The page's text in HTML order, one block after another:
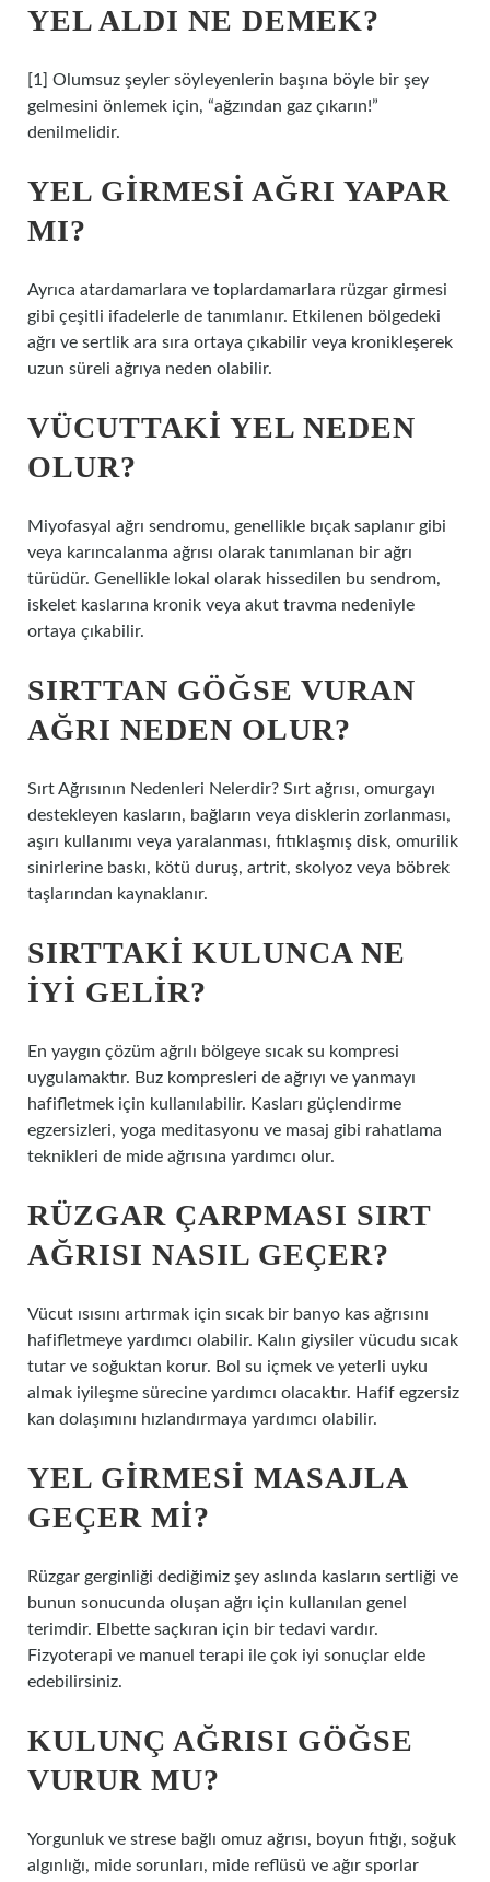
YEL ALDI NE DEMEK?
[1] Olumsuz şeyler söyleyenlerin başına böyle bir şey
gelmesini önlemek için, “ağzından gaz çıkarın!”
denilmelidir.
YEL GIRMESI AĞRI YAPAR
MI?
Ayrıca atardamarlara ve toplardamarlara rüzgar girmesi
gibi çeşitli ifadelerle de tanımlanır. Etkilenen bölgedeki
ağrı ve sertlik ara sıra ortaya çıkabilir veya kronikleşerek
uzun süreli ağrıya neden olabilir.
VÜCUTTAKI YEL NEDEN
OLUR?
Miyofasyal ağrı sendromu, genellikle bıçak saplanır gibi
veya karıncalanma ağrısı olarak tanımlanan bir ağrı
türüdür. Genellikle lokal olarak hissedilen bu sendrom,
iskelet kaslarına kronik veya akut travma nedeniyle
ortaya çıkabilir.
SIRTTAN GÖĞSE VURAN
AĞRI NEDEN OLUR?
Sırt Ağrısının Nedenleri Nelerdir? Sırt ağrısı, omurgayı
destekleyen kasların, bağların veya disklerin zorlanması,
aşırı kullanımı veya yaralanması, fıtıklaşmış disk, omurilik
sinirlerine baskı, kötü duruş, artrit, skolyoz veya böbrek
taşlarından kaynaklanır.
SIRTTAKI KULUNCA NE
IYI GELIR?
En yaygın çözüm ağrılı bölgeye sıcak su kompresi
uygulamaktır. Buz kompresleri de ağrıyı ve yanmayı
hafifletmek için kullanılabilir. Kasları güçlendirme
egzersizleri, yoga meditasyonu ve masaj gibi rahatlama
teknikleri de mide ağrısına yardımcı olur.
RÜZGAR ÇARPMASI SIRT
AĞRISI NASIL GEÇER?
Vücut ısısını artırmak için sıcak bir banyo kas ağrısını
hafifletmeye yardımcı olabilir. Kalın giysiler vücudu sıcak
tutar ve soğuktan korur. Bol su içmek ve yeterli uyku
almak iyileşme sürecine yardımcı olacaktır. Hafif egzersiz
kan dolaşımını hızlandırmaya yardımcı olabilir.
YEL GIRMESI MASAJLA
GEÇER MI?
Rüzgar gerginliği dediğimiz şey aslında kasların sertliği ve
bunun sonucunda oluşan ağrı için kullanılan genel
terimdir. Elbette saçkıran için bir tedavi vardır.
Fizyoterapi ve manuel terapi ile çok iyi sonuçlar elde
edebilirsiniz.
KULUNÇ AĞRISI GÖĞSE
VURUR MU?
Yorgunluk ve strese bağlı omuz ağrısı, boyun fıtığı, soğuk
algınlığı, mide sorunları, mide reflüsü ve ağır sporlar